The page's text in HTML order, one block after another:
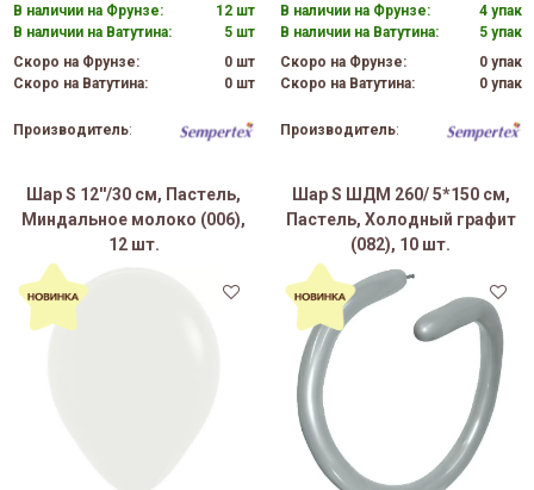
В наличии на Фрунзе:
12 шт
В наличии на Ватутина:
5 шт
Скоро на Фрунзе:
0 шт
Скоро на Ватутина:
0 шт
Производитель:
В наличии на Фрунзе:
4 упак
В наличии на Ватутина:
5 упак
Скоро на Фрунзе:
0 упак
Скоро на Ватутина:
0 упак
Производитель:
Шар S 12''/30 см, Пастель,
Миндальное молоко (006),
12 шт.
Шар S ШДМ 260/ 5*150 см,
Пастель, Холодный графит
(082), 10 шт.